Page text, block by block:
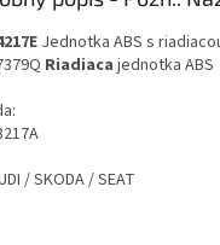
Jednotka ABS s
Riadiaca jednotka ABS
/ SKODA / SEAT